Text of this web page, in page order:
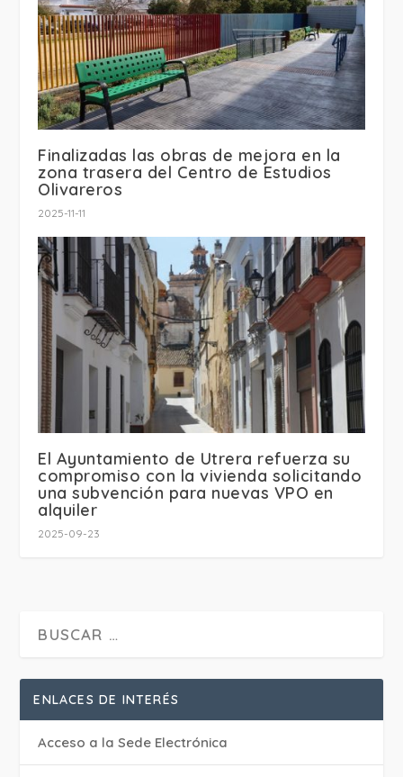
Finalizadas las obras de mejora en la
zona trasera del Centro de Estudios
Olivareros
2025-11-11
El Ayuntamiento de Utrera refuerza su
compromiso con la vivienda solicitando
una subvención para nuevas VPO en
alquiler
2025-09-23
ENLACES DE INTERÉS
Acceso a la Sede Electrónica